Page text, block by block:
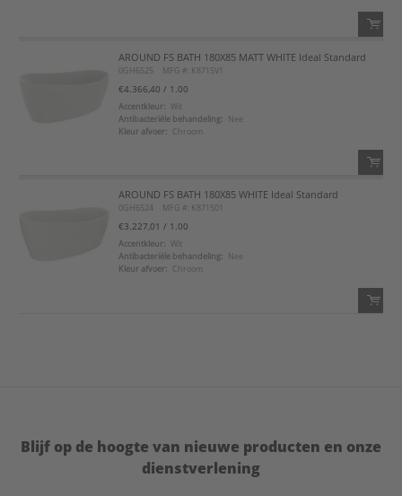
QTY:
Voeg toe aan favorietenlijst
AROUND FS BATH 180X85 MATT WHITE Ideal Standard
0GH6525 MFG #: K8715V1
€4.366,40 / 1.00
Accentkleur: Wit
Antibacteriële behandeling:
Nee
Kleur afvoer:
Chroom
Voeg toe aan favorietenlijst
AROUND FS BATH 180X85 WHITE Ideal Standard
0GH6524 MFG #: K871501
€3.227,01 / 1.00
Accentkleur: Wit
Antibacteriële behandeling:
Nee
Kleur afvoer:
Chroom
Blijf op de hoogte van nieuwe producten en onze
dienstverlening